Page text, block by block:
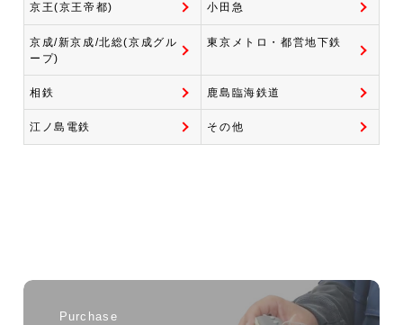
京王(京王帝都) 小田急
京成/新京成/北総(京成グル
ープ)
東京メトロ・都営地下鉄
相鉄 鹿島臨海鉄道
江ノ島電鉄 その他
Purchase